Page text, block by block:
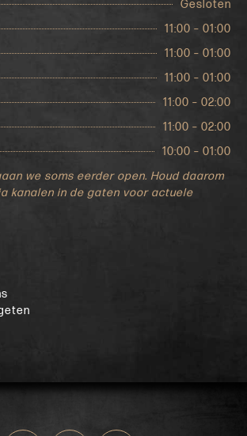
Gesloten
11:00 – 01:00
11:00 – 01:00
11:00 – 01:00
11:00 – 02:00
11:00 – 02:00
10:00 – 01:00
we soms eerder open. Houd daarom
kanalen in de gaten voor actuele